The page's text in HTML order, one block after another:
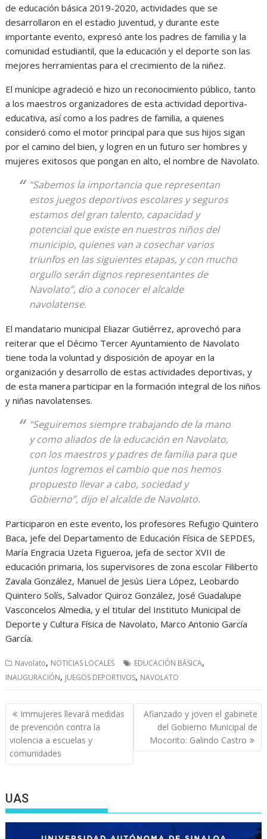
de educación básica 2019-2020, actividades que se
desarrollaron en el estadio Juventud, y durante este
importante evento, expresó ante los padres de familia y la
comunidad estudiantil, que la educación y el deporte son las
mejores herramientas para el crecimiento de la niñez.
El munícipe agradeció e hizo un reconocimiento público, tanto
a los maestros organizadores de esta actividad deportiva-
educativa, así como a los padres de familia, a quienes
consideró como el motor principal para que sus hijos sigan
por el camino del bien, y logren en un futuro ser hombres y
mujeres exitosos que pongan en alto, el nombre de Navolato.
“Sabemos la importancia que representan
estos juegos deportivos escolares y seguros
estamos del gran talento, capacidad y
potencial que existe en nuestros niños del
municipio, quienes van a cosechar varios
triunfos en las siguientes etapas, y con mucho
orgullo serán dignos representantes de
Navolato”, dio a conocer el alcalde
navolatense.
El mandatario municipal Eliazar Gutiérrez, aprovechó para
reiterar que el Décimo Tercer Ayuntamiento de Navolato
tiene toda la voluntad y disposición de apoyar en la
organización y desarrollo de estas actividades deportivas, y
de esta manera participar en la formación integral de los niños
y niñas navolatenses.
“Seguiremos siempre trabajando de la mano
y como aliados de la educación en Navolato,
con los maestros y padres de familia para que
juntos logremos el cambio que nos hemos
propuesto llevar a cabo, sociedad y
Gobierno”, dijo el alcalde de Navolato.
Participaron en este evento, los profesores Refugio Quintero
Baca, jefe del Departamento de Educación Física de SEPDES,
María Engracia Uzeta Figueroa, jefa de sector XVII de
educación primaria, los supervisores de zona escolar Filiberto
Zavala González, Manuel de Jesús Liera López, Leobardo
Quintero Solís, Salvador Quiroz González, José Guadalupe
Vasconcelos Almedia, y el titular del Instituto Municipal de
Deporte y Cultura Física de Navolato, Marco Antonio García
García.
Navolato, NOTICIAS LOCALES EDUCACIÓN BÁSICA,
INAUGURACIÓN, JUEGOS DEPORTIVOS, NAVOLATO
Navegación
de
entradas
Immujeres llevará medidas
de prevención contra la
violencia a escuelas y
comunidades
Afianzado y joven el gabinete
del Gobierno Municipal de
Mocorito: Galindo Castro
UAS